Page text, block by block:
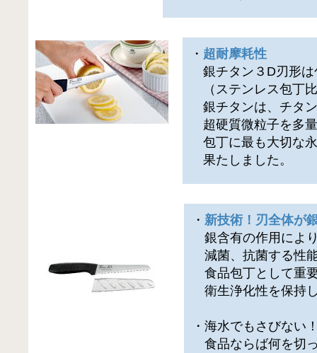
・ 超耐摩耗性
銀チタン３D刃形は
（ステンレス包丁
銀チタンは、チタ
超硬質微粒子を多
包丁に最も大切な
果たしました。
・ 新技術！刃全体が
銀含有の作用によ
減菌、抗菌する性
食品包丁として重
衛生浄化性を保持
・海水でもさびない
食品ならば何を切